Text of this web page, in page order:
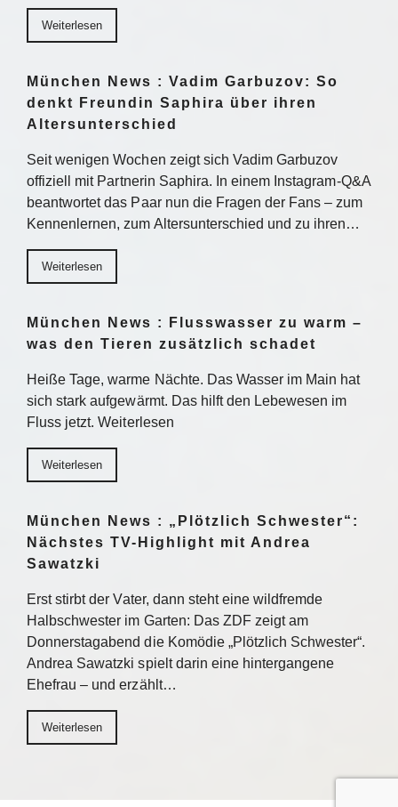
Weiterlesen
München News : Vadim Garbuzov: So
denkt Freundin Saphira über ihren
Altersunterschied
Seit wenigen Wochen zeigt sich Vadim Garbuzov
offiziell mit Partnerin Saphira. In einem Instagram-Q&A
beantwortet das Paar nun die Fragen der Fans – zum
Kennenlernen, zum Altersunterschied und zu ihren…
Weiterlesen
München News : Flusswasser zu warm –
was den Tieren zusätzlich schadet
Heiße Tage, warme Nächte. Das Wasser im Main hat
sich stark aufgewärmt. Das hilft den Lebewesen im
Fluss jetzt. Weiterlesen
Weiterlesen
München News : „Plötzlich Schwester“:
Nächstes TV-Highlight mit Andrea
Sawatzki
Erst stirbt der Vater, dann steht eine wildfremde
Halbschwester im Garten: Das ZDF zeigt am
Donnerstagabend die Komödie „Plötzlich Schwester“.
Andrea Sawatzki spielt darin eine hintergangene
Ehefrau – und erzählt…
Weiterlesen